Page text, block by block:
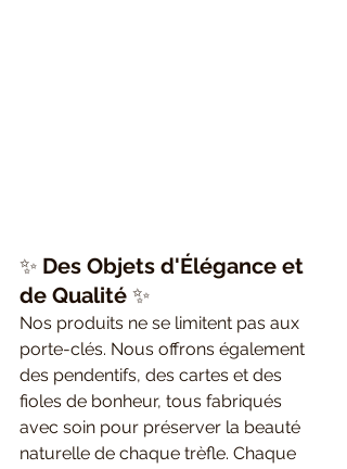
✨ Des Objets d'Élégance et
de Qualité ✨
Nos produits ne se limitent pas aux
porte-clés. Nous offrons également
des pendentifs, des cartes et des
fioles de bonheur, tous fabriqués
avec soin pour préserver la beauté
naturelle de chaque trèfle. Chaque